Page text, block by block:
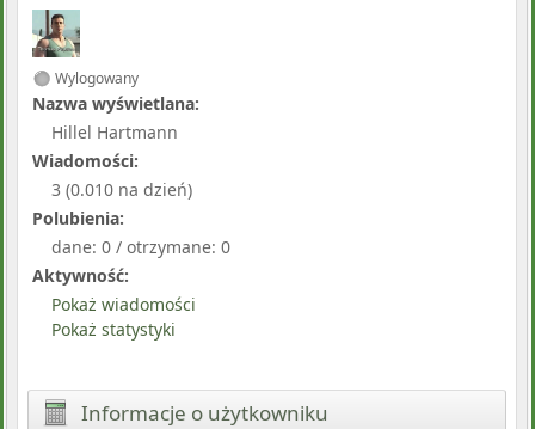
Wylogowany
Nazwa wyświetlana:
Hillel Hartmann
Wiadomości:
3 (0.010 na dzień)
Polubienia:
dane: 0 / otrzymane: 0
Aktywność:
Pokaż wiadomości
Pokaż statystyki
Informacje o użytkowniku